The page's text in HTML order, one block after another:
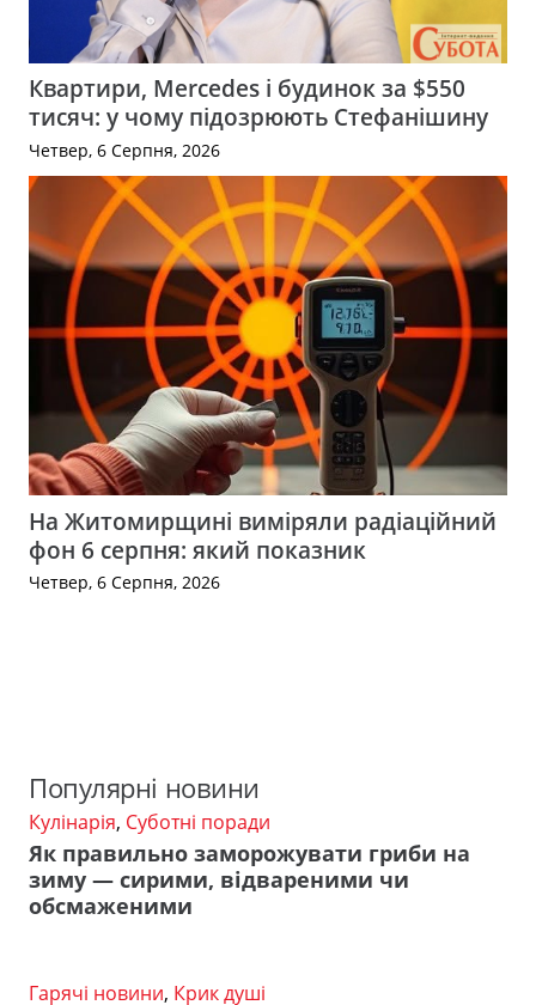
Квартири, Mercedes і будинок за $550
тисяч: у чому підозрюють Стефанішину
Четвер, 6 Серпня, 2026
На Житомирщині виміряли радіаційний
фон 6 серпня: який показник
Четвер, 6 Серпня, 2026
Популярні новини
Кулінарія, Суботні поради
Як правильно заморожувати гриби на
зиму — сирими, відвареними чи
обсмаженими
Гарячі новини, Крик душі